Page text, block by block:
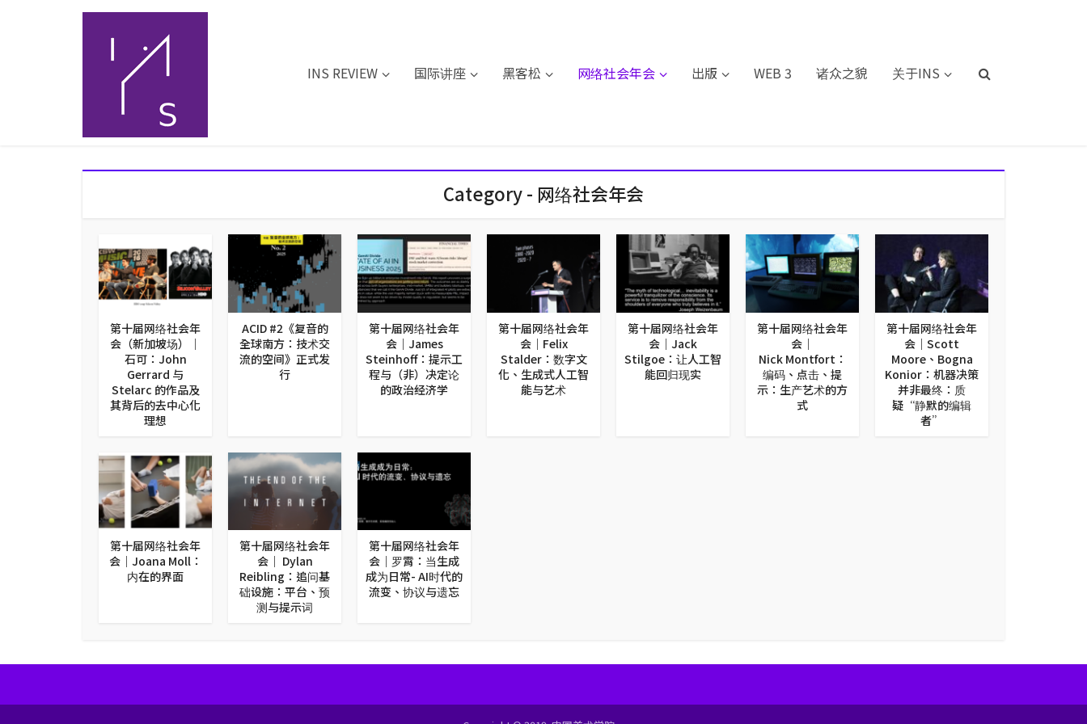
INS REVIEW 国际讲座 黑客松 网络社会年会 出版 WEB 3 诸众之貌 关于INS
Category - 网络社会年会
第十届网络社会年
会（新加坡场）｜
石可：John
Gerrard 与
Stelarc 的作品及
其背后的去中心化
理想
ACID #2《复音的
全球南方：技术交
流的空间》正式发
行
第十届网络社会年
会｜James
Steinhoff：提示工
程与（非）决定论
的政治经济学
第十届网络社会年
会｜Felix
Stalder：数字文
化、生成式人工智
能与艺术
第十届网络社会年
会｜Jack
Stilgoe：让人工智
能回归现实
第十届网络社会年
会｜
Nick Montfort：
编码、点击、提
示：生产艺术的方
式
第十届网络社会年
会｜Scott
Moore、Bogna
Konior：机器决策
并非最终：质
疑“静默的编辑
者”
第十届网络社会年
会｜Joana Moll：
内在的界面
第十届网络社会年
会｜ Dylan
Reibling：追问基
础设施：平台、预
测与提示词
第十届网络社会年
会｜罗霄：当生成
成为日常- AI时代的
流变、协议与遗忘